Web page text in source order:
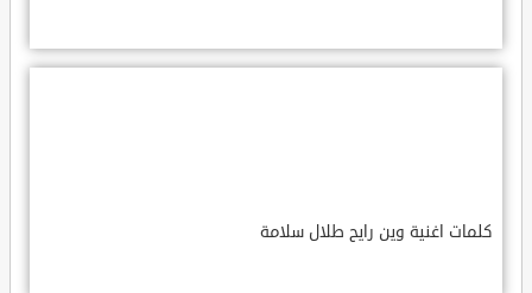
كلمات اغنية وين رايح طلال سلامة